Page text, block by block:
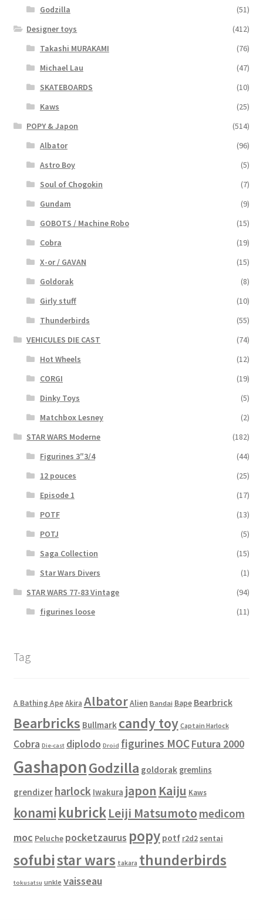
Godzilla
(51)
Designer toys
(412)
Takashi MURAKAMI
(76)
Michael Lau
(47)
SKATEBOARDS
(10)
Kaws
(25)
POPY & Japon
(514)
Albator
(96)
Astro Boy
(5)
Soul of Chogokin
(7)
Gundam
(9)
GOBOTS / Machine Robo
(15)
Cobra
(19)
X-or / GAVAN
(15)
Goldorak
(8)
Girly stuff
(10)
Thunderbirds
(55)
VEHICULES DIE CAST
(74)
Hot Wheels
(12)
CORGI
(19)
Dinky Toys
(5)
Matchbox Lesney
(2)
STAR WARS Moderne
(182)
Figurines 3″3/4
(44)
12 pouces
(25)
Episode 1
(17)
POTF
(13)
POTJ
(5)
Saga Collection
(15)
Star Wars Divers
(1)
STAR WARS 77-83 Vintage
(94)
figurines loose
(11)
Tag
A Bathing Ape Akira AlbatorAlien Bandai Bape Bearbrick
Bearbricks Bullmark candy toy Captain Harlock
Cobra Die-cast diplodo Droid figurines MOCFutura 2000
GashaponGodzilla goldorak gremlins
grendizer harlock Iwakura japon Kaiju Kaws
konami kubrickLeiji Matsumoto medicom
moc Peluche pocketzaurus popy potf r2d2 sentai
sofubistar wars takara thunderbirds
tokusatsu unkle vaisseau